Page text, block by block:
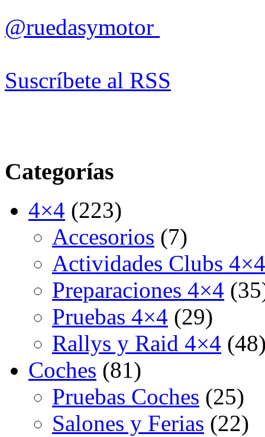
@ruedasymotor
Suscríbete al RSS
Categorías
4×4 (223)
Accesorios (7)
Actividades Clubs 4×4
Preparaciones 4×4
Pruebas 4×4 (29)
Rallys y Raid 4×4
Coches (81)
Pruebas Coches (25)
Salones y Ferias (22)